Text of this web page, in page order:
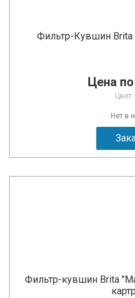
Фильтр-Кувшин Brita
Цена
Нет в
Фильтр-кувшин Brita